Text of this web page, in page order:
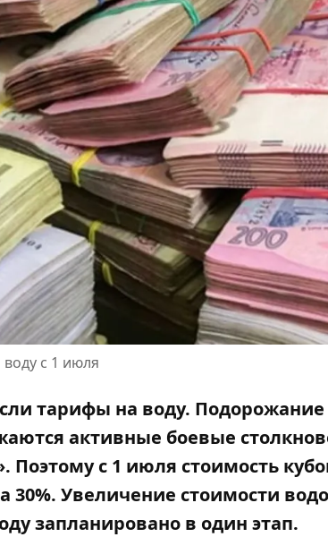
с 1 июля
тарифы на воду. Подорожание
активные боевые
Поэтому с 1 июля стоимость
30%. Увеличение стоимости
запланировано в один этап.